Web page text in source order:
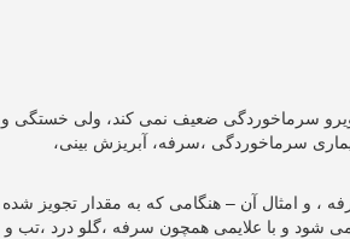
ویرو سرماخوردگی ضعیف نمی کند، ولی خستگی و
سرماخوردگی ،سرفه، آبریزش بینی،
، و امثال آن – هنگامی که به مقدار تجویز شده
سرما ، عطسه و سر درد شروع می شود و با علایمی همچون سرفه ،گلو درد ،تب و